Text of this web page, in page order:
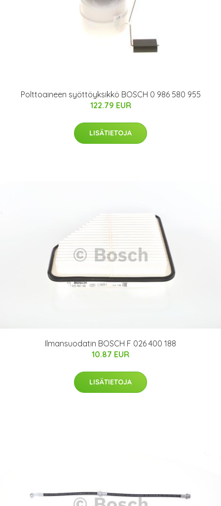
Polttoaineen syöttöyksikkö BOSCH 0 986 580 955
122.79 EUR
LISÄTIETOJA
Ilmansuodatin BOSCH F 026 400 188
10.87 EUR
LISÄTIETOJA